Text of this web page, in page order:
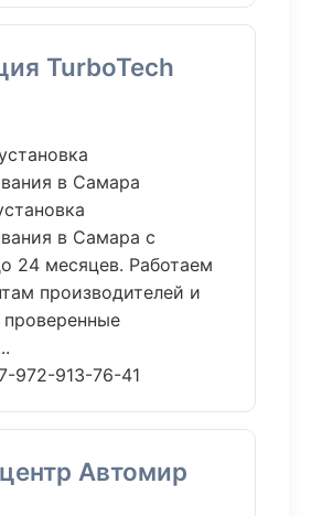
TurboTech
в Самара
в Самара с
24 месяцев. Работаем
производителей и
972-913-76-41
Автомир